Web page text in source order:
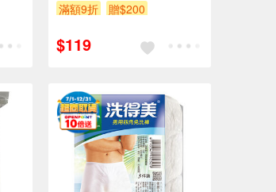
滿額9折
贈$200
$119